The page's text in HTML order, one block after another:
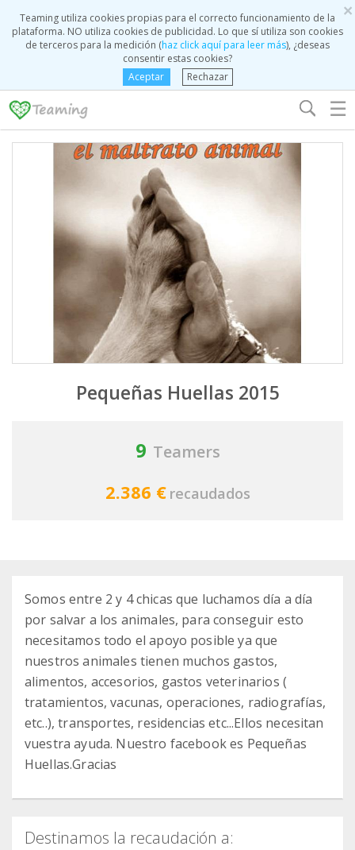
×
Teaming utiliza cookies propias para el correcto funcionamiento de la
plataforma. NO utiliza cookies de publicidad. Lo que sí utiliza son cookies
de terceros para la medición (haz click aquí para leer más), ¿deseas
consentir estas cookies?
Aceptar
Rechazar
☰
Pequeñas Huellas 2015
9 Teamers
2.386 € recaudados
Somos entre 2 y 4 chicas que luchamos día a día
por salvar a los animales, para conseguir esto
necesitamos todo el apoyo posible ya que
nuestros animales tienen muchos gastos,
alimentos, accesorios, gastos veterinarios (
tratamientos, vacunas, operaciones, radiografías,
etc..), transportes, residencias etc...Ellos necesitan
vuestra ayuda. Nuestro facebook es Pequeñas
Huellas.Gracias
Destinamos la recaudación a: